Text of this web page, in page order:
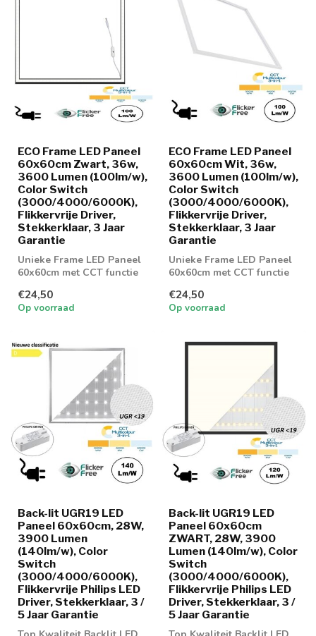
ECO Frame LED Paneel
60x60cm Zwart, 36w,
3600 Lumen (100lm/w),
Color Switch
(3000/4000/6000K),
Flikkervrije Driver,
Stekkerklaar, 3 Jaar
Garantie
Unieke Frame LED Paneel
60x60cm met CCT functie
€24,50
Op voorraad
ECO Frame LED Paneel
60x60cm Wit, 36w,
3600 Lumen (100lm/w),
Color Switch
(3000/4000/6000K),
Flikkervrije Driver,
Stekkerklaar, 3 Jaar
Garantie
Unieke Frame LED Paneel
60x60cm met CCT functie
€24,50
Op voorraad
Back-lit UGR19 LED
Paneel 60x60cm, 28W,
3900 Lumen
(140lm/w), Color
Switch
(3000/4000/6000K),
Flikkervrije Philips LED
Driver, Stekkerklaar, 3 /
5 Jaar Garantie
Back-lit UGR19 LED
Paneel 60x60cm
ZWART, 28W, 3900
Lumen (140lm/w), Color
Switch
(3000/4000/6000K),
Flikkervrije Philips LED
Driver, Stekkerklaar, 3 /
5 Jaar Garantie